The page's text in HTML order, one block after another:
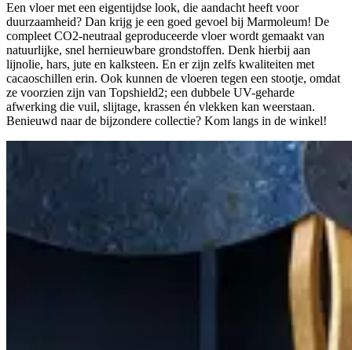
Een vloer met een eigentijdse look, die aandacht heeft voor
duurzaamheid? Dan krijg je een goed gevoel bij Marmoleum! De
compleet CO2-neutraal geproduceerde vloer wordt gemaakt van
natuurlijke, snel hernieuwbare grondstoffen. Denk hierbij aan
lijnolie, hars, jute en kalksteen. En er zijn zelfs kwaliteiten met
cacaoschillen erin. Ook kunnen de vloeren tegen een stootje, omdat
ze voorzien zijn van Topshield2; een dubbele UV-geharde
afwerking die vuil, slijtage, krassen én vlekken kan weerstaan.
Benieuwd naar de bijzondere collectie? Kom langs in de winkel!